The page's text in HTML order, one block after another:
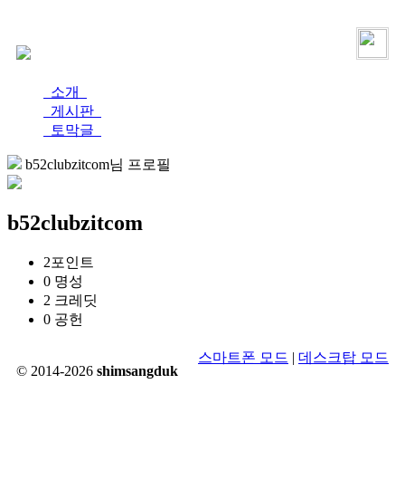
소개
게시판
토막글
b52clubzitcom님 프로필
b52clubzitcom
2포인트
0 명성
2 크레딧
0 공헌
© 2014-2026 shimsangduk
스마트폰 모드 | 데스크탑 모드